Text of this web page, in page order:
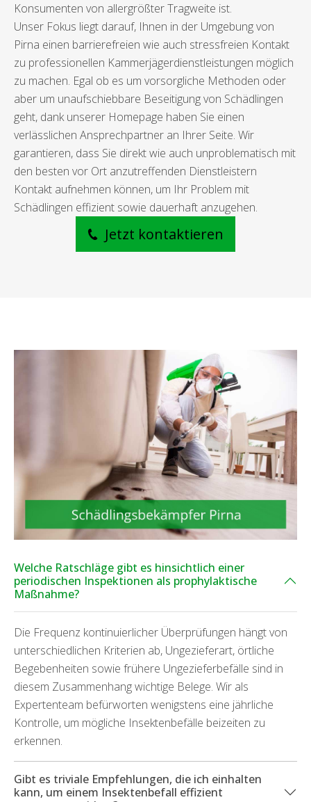
Konsumenten von allergrößter Tragweite ist.
Unser Fokus liegt darauf, Ihnen in der Umgebung von
Pirna einen barrierefreien wie auch stressfreien Kontakt
zu professionellen Kammerjägerdienstleistungen möglich
zu machen. Egal ob es um vorsorgliche Methoden oder
aber um unaufschiebbare Beseitigung von Schädlingen
geht, dank unserer Homepage haben Sie einen
verlässlichen Ansprechpartner an Ihrer Seite. Wir
garantieren, dass Sie direkt wie auch unproblematisch mit
den besten vor Ort anzutreffenden Dienstleistern
Kontakt aufnehmen können, um Ihr Problem mit
Schädlingen effizient sowie dauerhaft anzugehen.
Jetzt kontaktieren
Welche Ratschläge gibt es hinsichtlich einer
periodischen Inspektionen als prophylaktische
Maßnahme?
Die Frequenz kontinuierlicher Überprüfungen hängt von
unterschiedlichen Kriterien ab, Ungezieferart, örtliche
Begebenheiten sowie frühere Ungezieferbefälle sind in
diesem Zusammenhang wichtige Belege. Wir als
Expertenteam befürworten wenigstens eine jährliche
Kontrolle, um mögliche Insektenbefälle beizeiten zu
erkennen.
Gibt es triviale Empfehlungen, die ich einhalten
kann, um einem Insektenbefall effizient